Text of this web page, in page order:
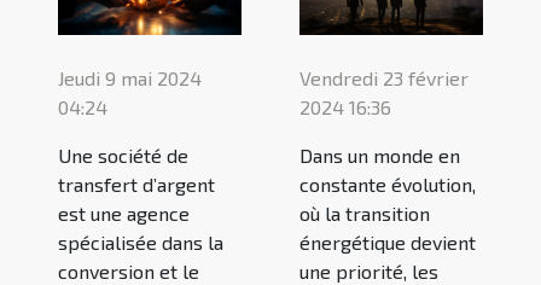
Jeudi 9 mai 2024
04:24
Une société de
transfert d’argent
est une agence
spécialisée dans la
conversion et le
Vendredi 23 février
2024 16:36
Dans un monde en
constante évolution,
où la transition
énergétique devient
une priorité, les